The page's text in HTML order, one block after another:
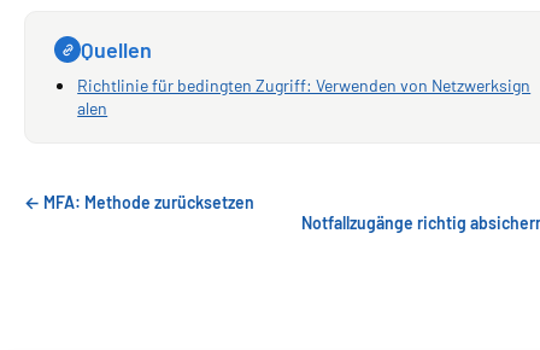
Quellen
Richtlinie für bedingten Zugriff: Verwenden von Netzwerksign
alen
← MFA: Methode zurücksetzen
Notfallzugänge richtig